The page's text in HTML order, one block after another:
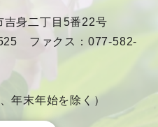
身二丁目5番22号
ファクス：077-582-
年末年始を除く）